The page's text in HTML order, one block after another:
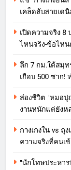
เคล็ดลับสายเด
เปิดความจริง 8
ไหนจริง-ข้อไหน
ลึก 7 กม.ใต้สมุ
เกือบ 500 ซาก!
ส่องชีวิต "หมอ
งานหนักแต่ยังห
กางเกงใน vs ถุ
ความจริงที่คนเ
"นักโทษประหา